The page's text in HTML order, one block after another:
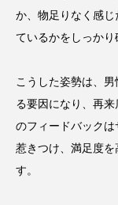
か、物足りなく感
ているかをしっかり
こうした姿勢は、
る要因になり、再
のフィードバック
惹きつけ、満足度
す。